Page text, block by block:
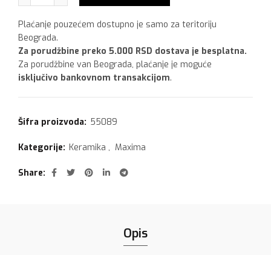
Plaćanje pouzećem dostupno je samo za teritoriju
Beograda.
Za porudžbine preko 5.000 RSD dostava je besplatna.
Za porudžbine van Beograda, plaćanje je moguće
isključivo bankovnom transakcijom.
Šifra proizvoda: 55089
Kategorije: Keramika , Maxima
Share
Opis